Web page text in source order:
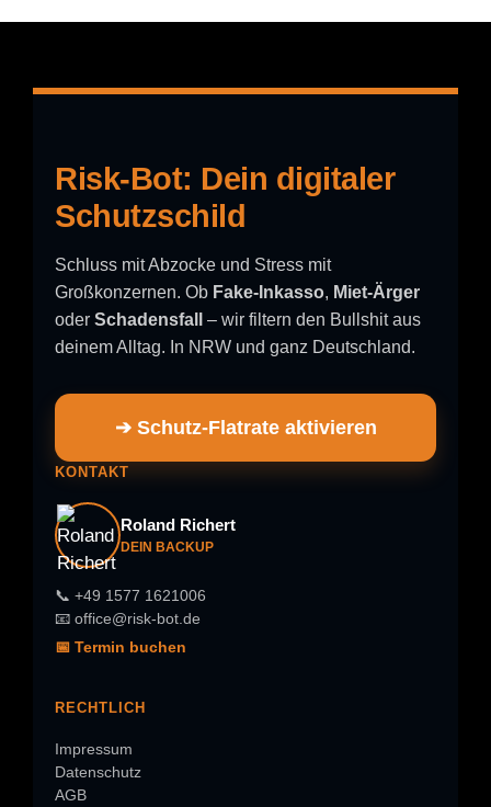
Risk-Bot: Dein digitaler
Schutzschild
Schluss mit Abzocke und Stress mit
Großkonzernen. Ob Fake-Inkasso, Miet-Ärger
oder Schadensfall
– wir filtern den Bullshit aus
deinem Alltag. In NRW und ganz Deutschland.
➔ Schutz-Flatrate aktivieren
KONTAKT
Roland Richert
DEIN BACKUP
📞 +49 1577 1621006
📧 office@risk-bot.de
📅 Termin buchen
RECHTLICH
Impressum
Datenschutz
AGB